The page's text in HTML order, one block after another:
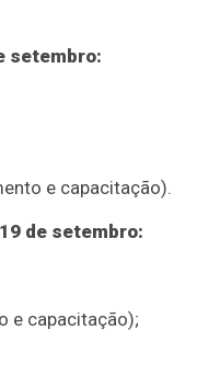
setembro:
e capacitação).
de setembro:
e capacitação);